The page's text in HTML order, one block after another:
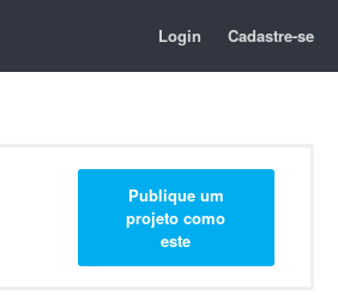
Login Cadastre-se
Publique um
projeto como
este